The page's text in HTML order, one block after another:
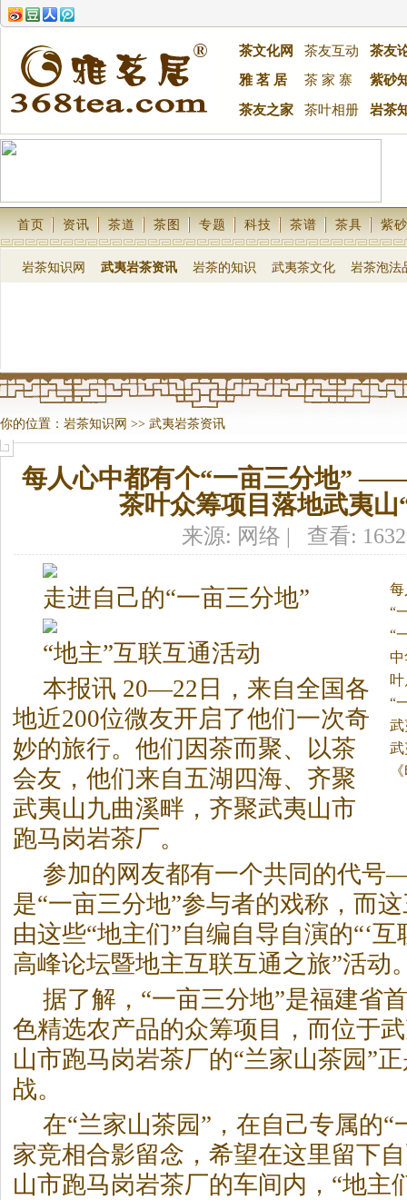
茶文化网 茶友互动
茶友
雅 茗 居
茶 家 寨 紫砂
茶友之家 茶叶相册 岩茶
首页 资讯 茶道 茶图 专题 科技 茶谱 茶具 紫砂
岩茶知识网 武夷岩茶资讯 岩茶的知识 武夷茶文化 岩茶泡法
你的位置： 岩茶知识网 >> 武夷岩茶资讯
每人心中都有个“一亩三分地”
茶叶众筹项目落地武夷山
来源: 网络 | 查看:
“
“
“
武
走进自己的“一亩三分地”
“地主”互联互通活动
本报讯 20—22日，来自全国各
地近200位微友开启了他们一次奇
妙的旅行。 他们因茶而聚、以茶
会友，他们来自五湖四海、齐聚
武夷山九曲溪畔，齐聚武夷山市
跑马岗岩茶厂。
参加的网友都有一个共同的代
是“一亩三分地”参与者的戏称，而
由这些“地主们”自编自导自演的“‘
高峰论坛暨地主互联互通之旅”活动
据了解，“一亩三分地”是福建省
色精选农产品的众筹项目，而位于
山市跑马岗岩茶厂的“兰家山茶园”
战。
在“兰家山茶园”，在自己专属的“
家竞相合影留念，希望在这里留下
山市跑马岗岩茶厂的车间内，“地主